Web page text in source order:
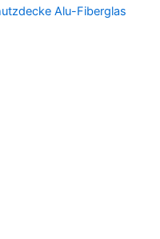
Alu-Fiberglas